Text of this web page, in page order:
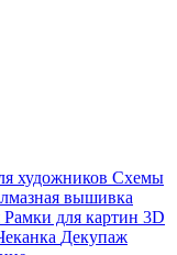
художников Схемы
вышивка
Рамки для картин 3D
Декупаж